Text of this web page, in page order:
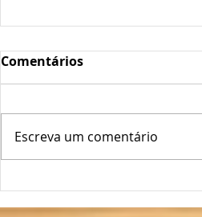
Oscilações Térmicas
Podem "Abrir a Porta" ao
Comentários
Escreva um comentário